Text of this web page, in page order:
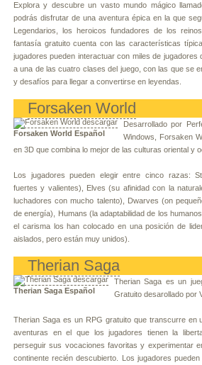
Explora y descubre un vasto mundo mágico
podrás disfrutar de una aventura épica en la que
Legendarios, los heroicos fundadores de los
fantasía gratuito cuenta con las características
jugadores pueden interactuar con miles de jugadores
a una de las cuatro clases del juego, con las que se
y desafíos para llegar a convertirse en leyendas.
Forsaken World
Forsaken World Español
Desarrollado por
Windows, Forsaken
en 3D que combina lo mejor de las culturas oriental y
Los jugadores pueden elegir entre cinco razas:
fuertes y valientes), Elves (su afinidad con la
luchadores con mucho talento), Dwarves (on
de energía), Humans (la adaptabilidad de los
el carisma los han colocado en una posición de
aislados, pero están muy unidos).
Therian Saga
Therian Saga Español
Therian Saga es un
Gratuito desarollado por
Therian Saga es un RPG gratuito que transcurre en
aventuras en el que los jugadores tienen la
perseguir sus vocaciones favoritas y experimentar
continente recién descubierto. Los jugadores